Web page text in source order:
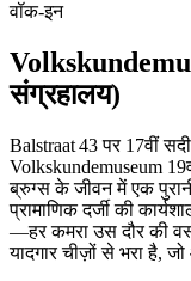
वॉक-इन
संग्रहालय)
Balstraat 43 पर 17वीं
Volkskundemuseum
ब्रुग्स के जीवन में एक
प्रामाणिक दर्जी की
—हर कमरा उस दौर की
यादगार चीज़ों से भरा है,